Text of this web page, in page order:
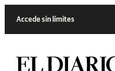
Accede sin límites